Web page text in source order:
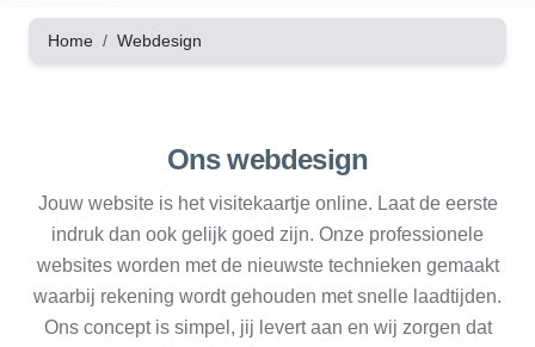
Home Webdesign
Ons webdesign
Jouw website is het visitekaartje online. Laat de eerste
indruk dan ook gelijk goed zijn. Onze professionele
websites worden met de nieuwste technieken gemaakt
waarbij rekening wordt gehouden met snelle laadtijden.
Ons concept is simpel, jij levert aan en wij zorgen dat